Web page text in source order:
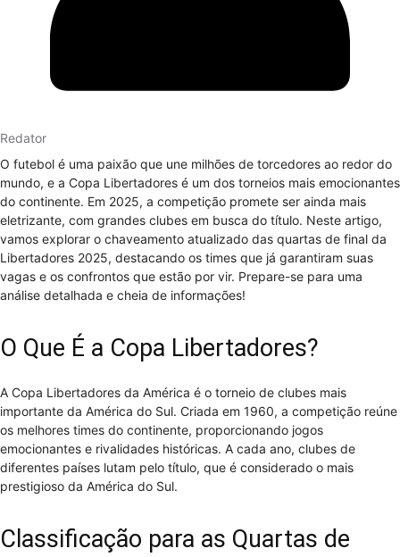
Redator
O futebol é uma paixão que une milhões de torcedores ao redor do
mundo, e a Copa Libertadores é um dos torneios mais emocionantes
do continente. Em 2025, a competição promete ser ainda mais
eletrizante, com grandes clubes em busca do título. Neste artigo,
vamos explorar o chaveamento atualizado das quartas de final da
Libertadores 2025, destacando os times que já garantiram suas
vagas e os confrontos que estão por vir. Prepare-se para uma
análise detalhada e cheia de informações!
O Que É a Copa Libertadores?
A Copa Libertadores da América é o torneio de clubes mais
importante da América do Sul. Criada em 1960, a competição reúne
os melhores times do continente, proporcionando jogos
emocionantes e rivalidades históricas. A cada ano, clubes de
diferentes países lutam pelo título, que é considerado o mais
prestigioso da América do Sul.
Classificação para as Quartas de